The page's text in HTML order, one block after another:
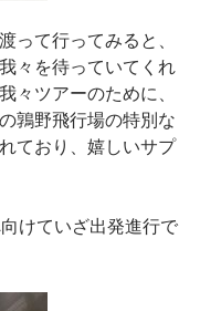
って行ってみると、
々を待っていてくれ
々ツアーのために、
鶉野飛行場の特別な
ており、嬉しいサプ
けていざ出発進行で